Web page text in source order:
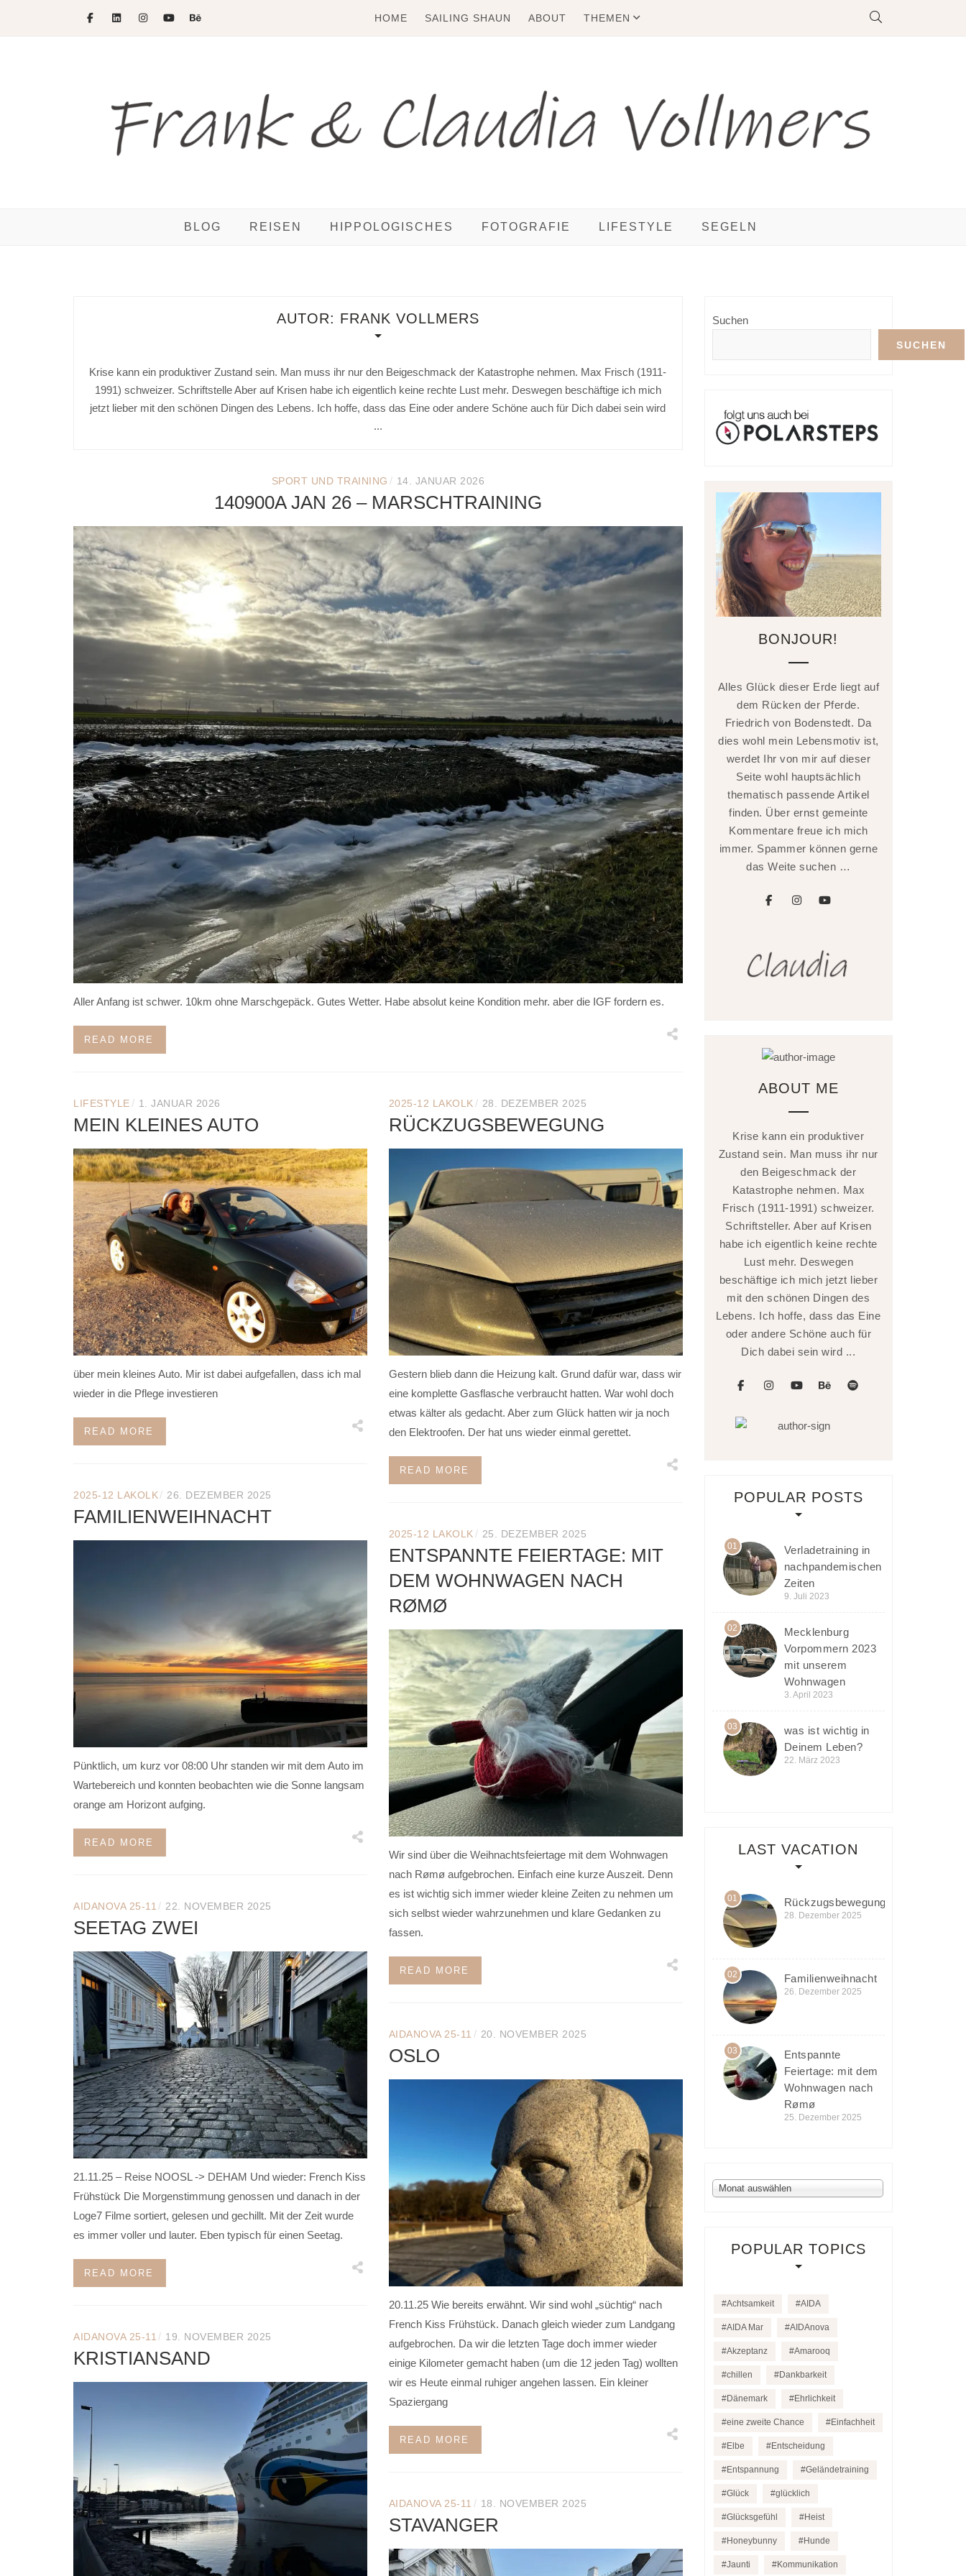
HOME SAILING SHAUN ABOUT THEMEN
BLOG REISEN HIPPOLOGISCHES FOTOGRAFIE LIFESTYLE SEGELN
AUTOR: FRANK VOLLMERS
Krise kann ein produktiver Zustand sein. Man muss ihr nur den Beigeschmack der Katastrophe nehmen. Max Frisch (1911-
1991) schweizer. Schriftstelle Aber auf Krisen habe ich eigentlich keine rechte Lust mehr. Deswegen beschäftige ich mich
jetzt lieber mit den schönen Dingen des Lebens. Ich hoffe, dass das Eine oder andere Schöne auch für Dich dabei sein wird
...
SPORT UND TRAINING / 14. JANUAR 2026
140900A JAN 26 – MARSCHTRAINING
Aller Anfang ist schwer. 10km ohne Marschgepäck. Gutes Wetter. Habe absolut keine Kondition mehr. aber die IGF fordern es.
READ MORE
LIFESTYLE/ 1. JANUAR 2026
MEIN KLEINES AUTO
über mein kleines Auto. Mir ist dabei aufgefallen, dass ich mal
wieder in die Pflege investieren
READ MORE
2025-12 LAKOLK/ 28. DEZEMBER 2025
RÜCKZUGSBEWEGUNG
Gestern blieb dann die Heizung kalt. Grund dafür war, dass wir
eine komplette Gasflasche verbraucht hatten. War wohl doch
etwas kälter als gedacht. Aber zum Glück hatten wir ja noch
den Elektroofen. Der hat uns wieder einmal gerettet.
READ MORE
2025-12 LAKOLK/ 26. DEZEMBER 2025
FAMILIENWEIHNACHT
Pünktlich, um kurz vor 08:00 Uhr standen wir mit dem Auto im
Wartebereich und konnten beobachten wie die Sonne langsam
orange am Horizont aufging.
READ MORE
2025-12 LAKOLK / 25. DEZEMBER 2025
ENTSPANNTE FEIERTAGE: MIT
DEM WOHNWAGEN NACH
RØMØ
Wir sind über die Weihnachtsfeiertage mit dem Wohnwagen
nach Rømø aufgebrochen. Einfach eine kurze Auszeit. Denn
es ist wichtig sich immer wieder kleine Zeiten zu nehmen um
sich selbst wieder wahrzunehmen und klare Gedanken zu
fassen.
READ MORE
AIDANOVA 25-11 / 22. NOVEMBER 2025
SEETAG ZWEI
21.11.25 – Reise NOOSL -> DEHAM Und wieder: French Kiss
Frühstück Die Morgenstimmung genossen und danach in der
Loge7 Filme sortiert, gelesen und gechillt. Mit der Zeit wurde
es immer voller und lauter. Eben typisch für einen Seetag.
READ MORE
AIDANOVA 25-11 / 20. NOVEMBER 2025
OSLO
20.11.25 Wie bereits erwähnt. Wir sind wohl „süchtig“ nach
French Kiss Frühstück. Danach gleich wieder zum Landgang
aufgebrochen. Da wir die letzten Tage doch immer wieder
einige Kilometer gemacht haben (um die 12 jeden Tag) wollten
wir es Heute einmal ruhiger angehen lassen. Ein kleiner
Spaziergang
READ MORE
AIDANOVA 25-11 / 19. NOVEMBER 2025
KRISTIANSAND
AIDANOVA 25-11 / 18. NOVEMBER 2025
STAVANGER
Suchen
SUCHEN
BONJOUR!
Alles Glück dieser Erde liegt auf
dem Rücken der Pferde.
Friedrich von Bodenstedt. Da
dies wohl mein Lebensmotiv ist,
werdet Ihr von mir auf dieser
Seite wohl hauptsächlich
thematisch passende Artikel
finden. Über ernst gemeinte
Kommentare freue ich mich
immer. Spammer können gerne
das Weite suchen …
ABOUT ME
Krise kann ein produktiver
Zustand sein. Man muss ihr nur
den Beigeschmack der
Katastrophe nehmen. Max
Frisch (1911-1991) schweizer.
Schriftsteller. Aber auf Krisen
habe ich eigentlich keine rechte
Lust mehr. Deswegen
beschäftige ich mich jetzt lieber
mit den schönen Dingen des
Lebens. Ich hoffe, dass das Eine
oder andere Schöne auch für
Dich dabei sein wird ...
facebook
instagram
youtube
behance
POPULAR POSTS
01
Verladetraining in
nachpandemischen
Zeiten
9. Juli 2023
02
Mecklenburg
Vorpommern 2023
mit unserem
Wohnwagen
3. April 2023
03
was ist wichtig in
Deinem Leben?
22. März 2023
LAST VACATION
01 Rückzugsbewegung
28. Dezember 2025
02 Familienweihnacht
26. Dezember 2025
03
Entspannte
Feiertage: mit dem
Wohnwagen nach
Rømø
25. Dezember 2025
Archiv
Monat auswählen
POPULAR TOPICS
Achtsamkeit AIDA
AIDA Mar AIDAnova
Akzeptanz Amarooq
chillen Dankbarkeit
Dänemark Ehrlichkeit
eine zweite Chance Einfachheit
Elbe Entscheidung
Entspannung Geländetraining
Glück glücklich
Glücksgefühl Heist
Honeybunny Hunde
Jaunti Kommunikation